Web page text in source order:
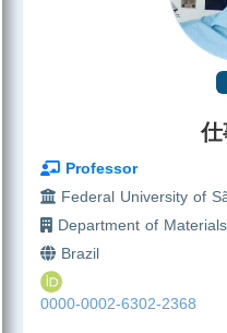
仕
Professor
Federal University of
Department of
Brazil
0000-0002-6302-2368